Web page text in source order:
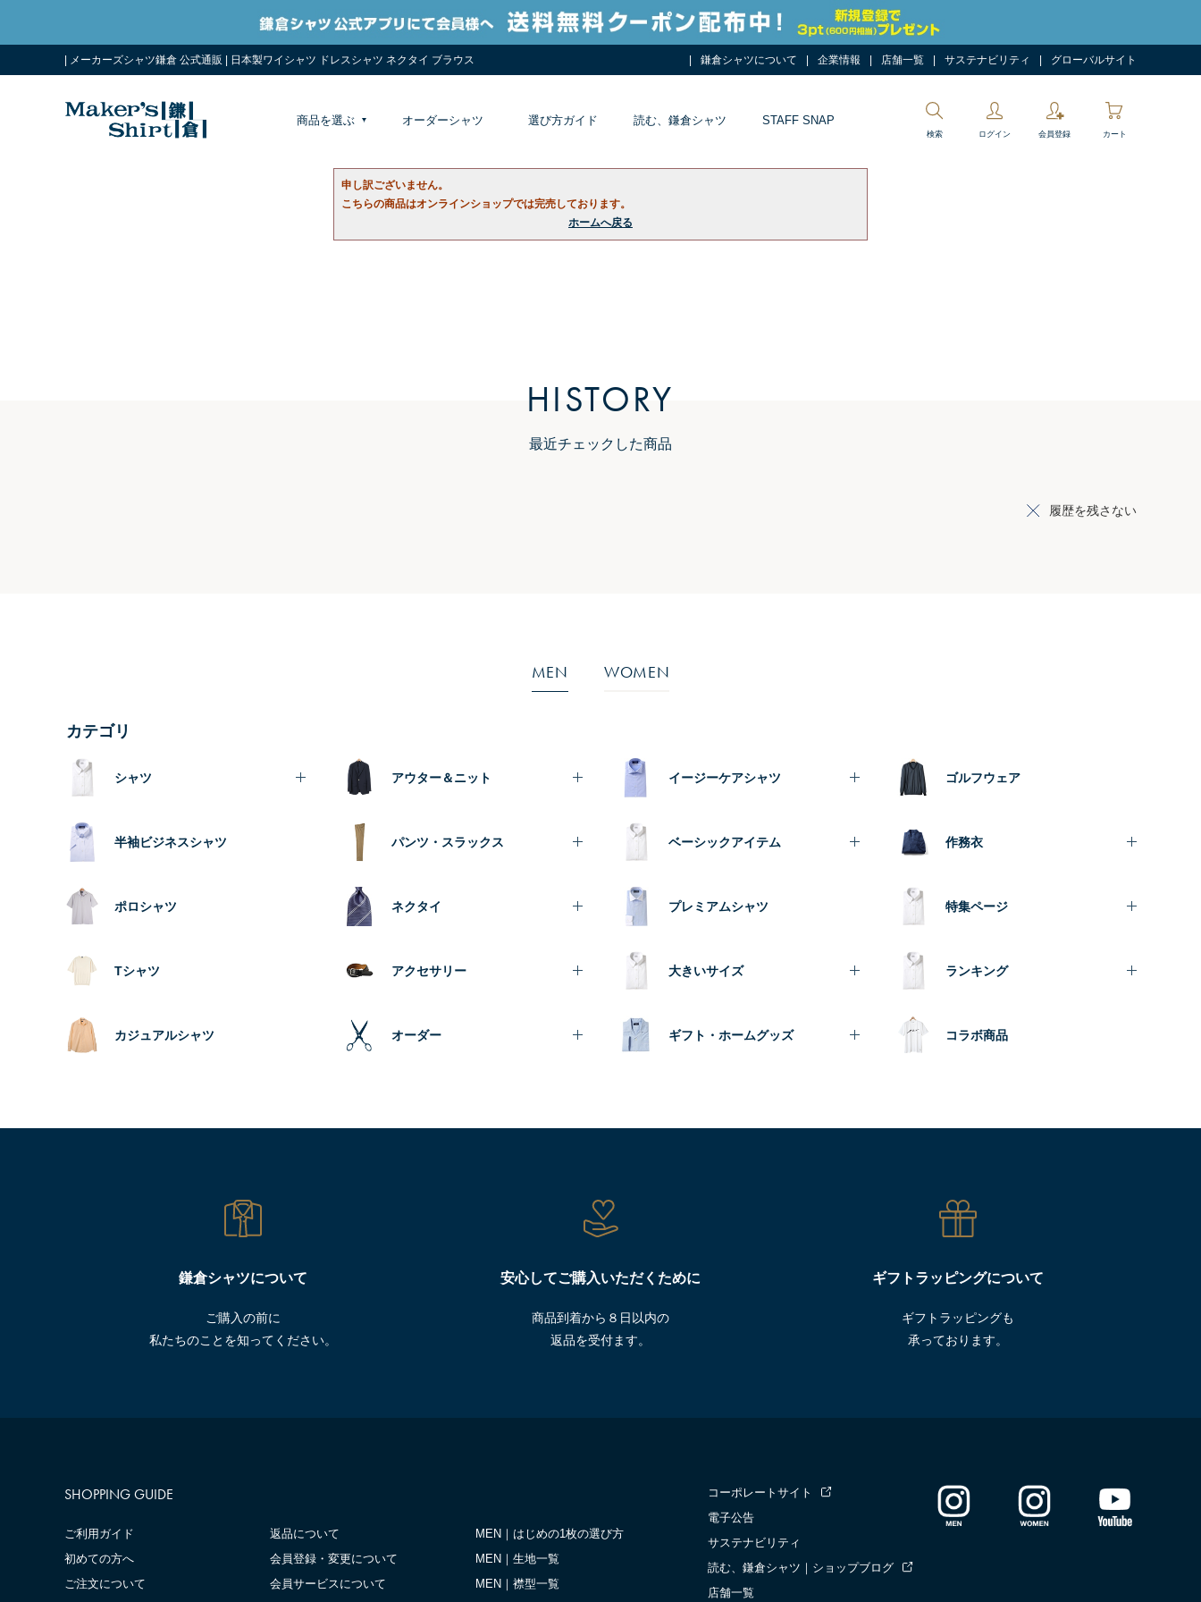
| メーカーズシャツ鎌倉 公式通販 | 日本製ワイシャツ ドレスシャツ ネクタイ ブラウス 鎌倉シャツについて 企業情報 店舗一覧 サステナビリティ グローバルサイト
商品を選ぶ オーダーシャツ 選び方ガイド 読む、鎌倉シャツ STAFF SNAP
検索 ログイン 会員登録 カート
申し訳ございません。
こちらの商品はオンラインショップでは完売しております。
ホームへ戻る
HISTORY
最近チェックした商品
履歴を残さない
MEN WOMEN
カテゴリ
シャツ
半袖ビジネスシャツ
ポロシャツ
Tシャツ
カジュアルシャツ
アウター＆ニット
パンツ・スラックス
ネクタイ
アクセサリー
オーダー
イージーケアシャツ
ベーシックアイテム
プレミアムシャツ
大きいサイズ
ギフト・ホームグッズ
ゴルフウェア
作務衣
特集ページ
ランキング
コラボ商品
鎌倉シャツについて
ご購入の前に
私たちのことを知ってください。
安心してご購入いただくために
商品到着から８日以内の
返品を受付ます。
ギフトラッピングについて
ギフトラッピングも
承っております。
SHOPPING GUIDE
ご利用ガイド
初めての方へ
ご注文について
返品について
会員登録・変更について
会員サービスについて
MEN｜はじめの1枚の選び方
MEN｜生地一覧
MEN｜襟型一覧
コーポレートサイト
電子公告
サステナビリティ
読む、鎌倉シャツ｜ショップブログ
店舗一覧